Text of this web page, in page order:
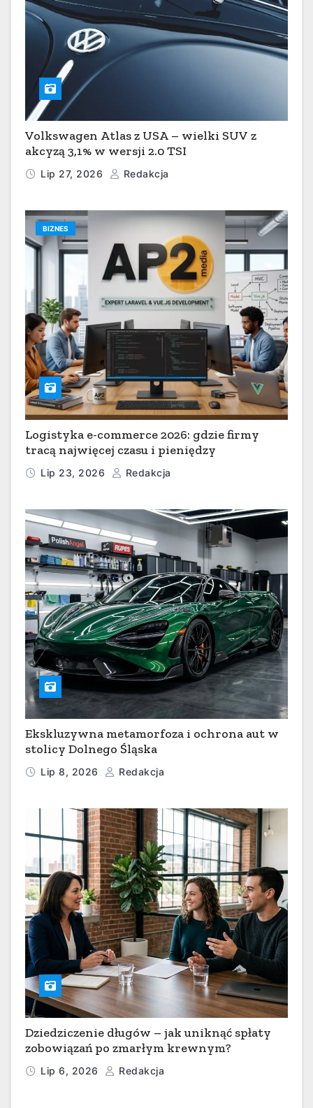
Volkswagen Atlas z USA – wielki SUV z
akcyzą 3,1% w wersji 2.0 TSI
Lip 27, 2026 Redakcja
BIZNES
Logistyka e-commerce 2026: gdzie firmy
tracą najwięcej czasu i pieniędzy
Lip 23, 2026 Redakcja
Ekskluzywna metamorfoza i ochrona aut w
stolicy Dolnego Śląska
Lip 8, 2026 Redakcja
Dziedziczenie długów – jak uniknąć spłaty
zobowiązań po zmarłym krewnym?
Lip 6, 2026 Redakcja